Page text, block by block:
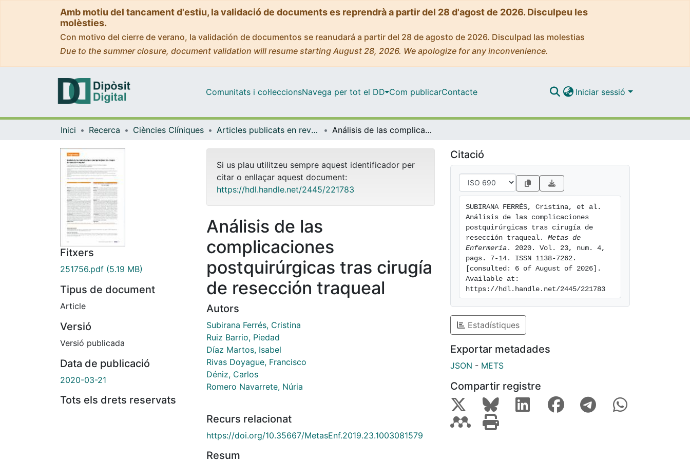
Amb motiu del tancament d'estiu, la validació de documents es reprendrà a partir del 28 d'agost de 2026. Disculpeu les
molèsties.
Con motivo del cierre de verano, la validación de documentos se reanudará a partir del 28 de agosto de 2026. Disculpad las molestias
Due to the summer closure, document validation will resume starting August 28, 2026. We apologize for any inconvenience.
Comunitats i col·leccionsNavega per tot el DD Com publicarContacte Iniciar sessió
Inici Recerca Ciències Clíniques Articles publicats en revistes (Ciències Clíniques) Análisis de las complicaciones postquirúrgicas tras cirugía de resección traqueal
Fitxers
251756.pdf (5.19 MB)
Tipus de document
Article
Versió
Versió publicada
Data de publicació
2020-03-21
Tots els drets reservats
Si us plau utilitzeu sempre aquest identificador per
citar o enllaçar aquest document:
https://hdl.handle.net/2445/221783
Análisis de las
complicaciones
postquirúrgicas tras cirugía
de resección traqueal
Autors
Subirana Ferrés, Cristina
Ruiz Barrio, Piedad
Díaz Martos, Isabel
Rivas Doyague, Francisco
Déniz, Carlos
Romero Navarrete, Núria
Recurs relacionat
https://doi.org/10.35667/MetasEnf.2019.23.1003081579
Resum
Citació
SUBIRANA FERRÉS, Cristina, et al.
Análisis de las complicaciones
postquirúrgicas tras cirugía de
resección traqueal. Metas de
Enfermería . 2020. Vol. 23, num. 4,
pags. 7-14. ISSN 1138-7262.
[consulted: 6 of August of 2026].
Available at:
https://hdl.handle.net/2445/221783
Estadístiques
Exportar metadades
JSON - METS
Compartir registre